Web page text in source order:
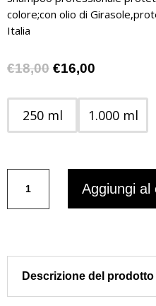
colore;con olio di
Italia
€18,00 Il
originale
era:
€18,00.
€16,00
attuale
è:
€16,00.
250 ml 1.000 ml
PROTETTIVO
COLORE
Life
PURA
Aggiungi al
Descrizione del prodotto